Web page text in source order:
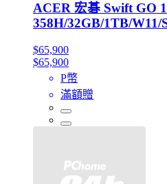
ACER 宏碁 Swift GO
358H/32GB/1TB/W11/
$65,900
$65,900
P幣
滿額贈